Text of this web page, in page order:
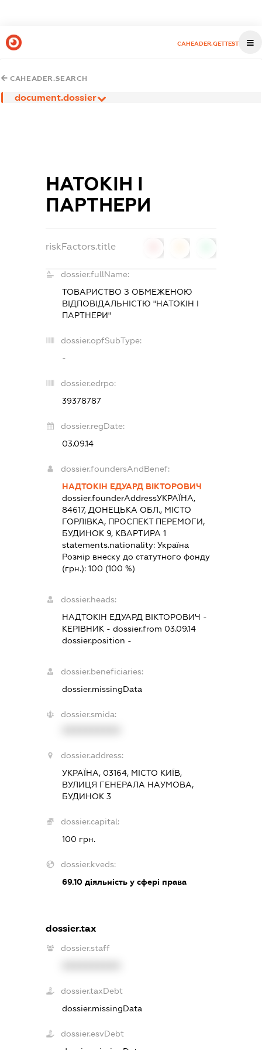
CAHEADER.GETTEST
CAHEADER.SEARCH
document.dossier
НАТОКІН І
ПАРТНЕРИ
riskFactors.title
dossier.fullName:
ТОВАРИСТВО З ОБМЕЖЕНОЮ
ВІДПОВІДАЛЬНІСТЮ "НАТОКІН І
ПАРТНЕРИ"
dossier.opfSubType:
-
dossier.edrpo:
39378787
dossier.regDate:
03.09.14
dossier.foundersAndBenef:
НАДТОКІН ЕДУАРД ВІКТОРОВИЧ
dossier.founderAddressУКРАЇНА,
84617, ДОНЕЦЬКА ОБЛ., МІСТО
ГОРЛІВКА, ПРОСПЕКТ ПЕРЕМОГИ,
БУДИНОК 9, КВАРТИРА 1
statements.nationality:Україна
Розмір внеску до статутного фонду
(грн.):100 (100 %)
dossier.heads:
НАДТОКІН ЕДУАРД ВІКТОРОВИЧ -
КЕРІВНИК - dossier.from 03.09.14
dossier.position -
dossier.beneficiaries:
dossier.missingData
dossier.smida:
dossier.address:
УКРАЇНА, 03164, МІСТО КИЇВ,
ВУЛИЦЯ ГЕНЕРАЛА НАУМОВА,
БУДИНОК 3
dossier.capital:
100 грн.
dossier.kveds:
69.10 діяльність у сфері права
dossier.tax
dossier.staff
dossier.taxDebt
dossier.missingData
dossier.esvDebt